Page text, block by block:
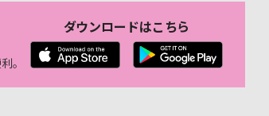
。
ダウンロードはこちら